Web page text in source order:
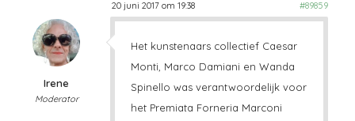
20 juni 2017 om 19:38 #89859
Irene
Moderator
Het kunstenaars collectief Caesar
Monti, Marco Damiani en Wanda
Spinello was verantwoordelijk voor
het Premiata Forneria Marconi